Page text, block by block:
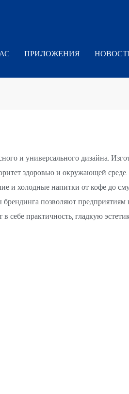
ПРИЛОЖЕНИЯ
и универсального дизайна.
здоровью и окружающей
и холодные напитки от кофе до
позволяют
практичность, гладкую